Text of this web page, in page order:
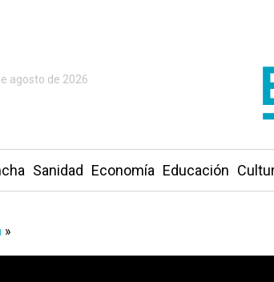
agosto de 2026
Sanidad Economía Educación
»